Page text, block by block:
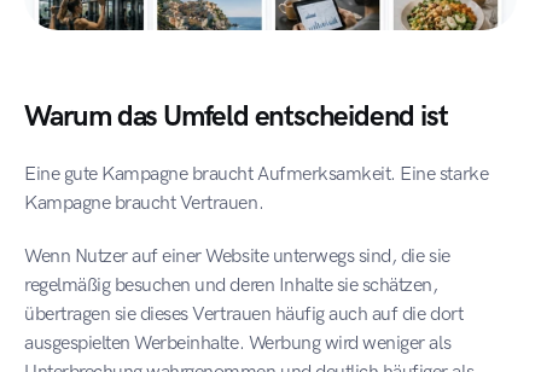
Warum das Umfeld entscheidend ist
Eine gute Kampagne braucht Aufmerksamkeit. Eine starke
Kampagne braucht Vertrauen.
Wenn Nutzer auf einer Website unterwegs sind, die sie
regelmäßig besuchen und deren Inhalte sie schätzen,
übertragen sie dieses Vertrauen häufig auch auf die dort
ausgespielten Werbeinhalte. Werbung wird weniger als